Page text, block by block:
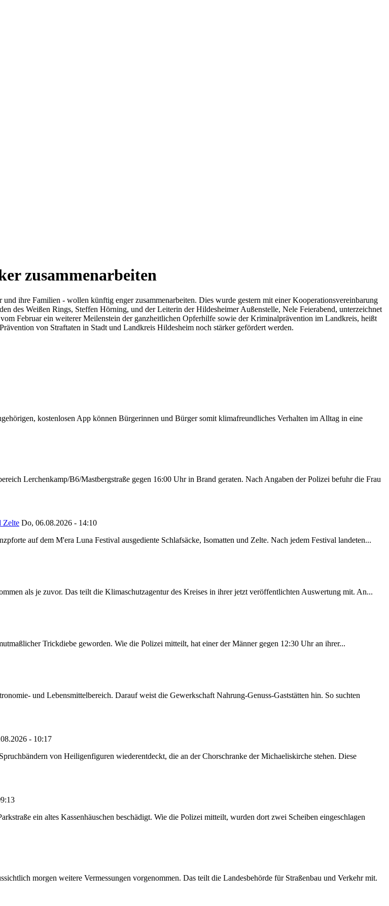
zusammenarbeiten
ihre Familien - wollen künftig enger zusammenarbeiten. Dies wurde gestern mit einer Kooperationsvereinbarung
des Weißen Rings, Steffen Hörning, und der Leiterin der Hildesheimer Außenstelle, Nele Feierabend, unterzeichnet
vom Februar ein weiterer Meilenstein der ganzheitlichen Opferhilfe sowie der Kriminalprävention im Landkreis, heißt
von Straftaten in Stadt und Landkreis Hildesheim noch stärker gefördert werden.
kostenlosen App können Bürgerinnen und Bürger somit klimafreundliches Verhalten im Alltag in eine
Lerchenkamp/B6/Mastbergstraße gegen 16:00 Uhr in Brand geraten. Nach Angaben der Polizei befuhr die Frau
Zelte Do, 06.08.2026 - 14:10
auf dem M'era Luna Festival ausgediente Schlafsäcke, Isomatten und Zelte. Nach jedem Festival landeten...
als je zuvor. Das teilt die Klimaschutzagentur des Kreises in ihrer jetzt veröffentlichten Auswertung mit. An...
Trickdiebe geworden. Wie die Polizei mitteilt, hat einer der Männer gegen 12:30 Uhr an ihrer...
und Lebensmittelbereich. Darauf weist die Gewerkschaft Nahrung-Genuss-Gaststätten hin. So suchten
- 10:17
von Heiligenfiguren wiederentdeckt, die an der Chorschranke der Michaeliskirche stehen. Diese
ein altes Kassenhäuschen beschädigt. Wie die Polizei mitteilt, wurden dort zwei Scheiben eingeschlagen
morgen weitere Vermessungen vorgenommen. Das teilt die Landesbehörde für Straßenbau und Verkehr mit.